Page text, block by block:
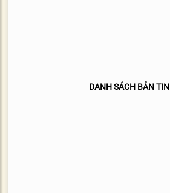
DANH SÁCH BẢN TIN